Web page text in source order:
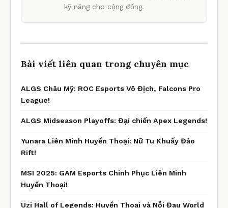
kỹ năng cho cộng đồng.
Bài viết liên quan trong chuyên mục
ALGS Châu Mỹ: ROC Esports Vô Địch, Falcons Pro
League!
ALGS Midseason Playoffs: Đại chiến Apex Legends!
Yunara Liên Minh Huyền Thoại: Nữ Tu Khuấy Đảo
Rift!
MSI 2025: GAM Esports Chinh Phục Liên Minh
Huyền Thoại!
Uzi Hall of Legends: Huyền Thoại và Nỗi Đau World